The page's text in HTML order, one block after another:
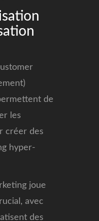
de
les
créer des
hyper-
joue
avec
des